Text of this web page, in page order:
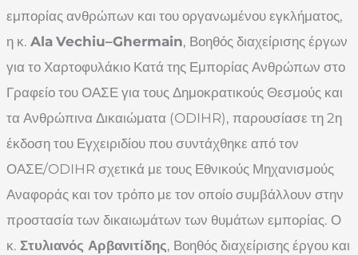
εμπορίας ανθρώπων και του οργανωμένου εγκλήματος,
η κ. Ala Vechiu–Ghermain, Βοηθός διαχείρισης έργων
για το Χαρτοφυλάκιο Κατά της Εμπορίας Ανθρώπων στο
Γραφείο του ΟΑΣΕ για τους Δημοκρατικούς Θεσμούς και
τα Ανθρώπινα Δικαιώματα (ODIHR), παρουσίασε τη 2η
έκδοση του Εγχειριδίου που συντάχθηκε από τον
ΟΑΣΕ/ODIHR σχετικά με τους Εθνικούς Μηχανισμούς
Αναφοράς και τον τρόπο με τον οποίο συμβάλλουν στην
προστασία των δικαιωμάτων των θυμάτων εμπορίας. Ο
κ. Στυλιανός Αρβανιτίδης, Βοηθός διαχείρισης έργου και